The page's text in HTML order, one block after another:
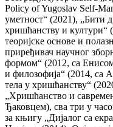
Policy of Yugoslav Self-
уметност“ (2021), „Бити
хришћанству и култури“
теоријске основе и
приређивач научног
формом“ (2012, са
и филозофија“ (2014, са
тела у хришћанству“
„Хришћанство и
Ђаковцем), сва три у
за књигу „Дијалог са